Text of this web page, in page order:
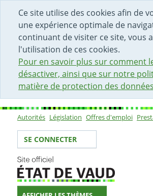
Ce site utilise des cookies afin de
une expérience optimale de
continuant de visiter ce site, vous
l'utilisation de ces cookies.
Pour en savoir plus sur comment
désactiver, ainsi que sur notre
matière de protection des
DÉBUT DU CONTENU DE LA PAGE
ACCÈS AU CHAMP DE RECHERCHE
PAGE D'ACCUEIL
FORMULAIRE DE CONTACT
Sous-navigation
Autorités Législation Offres d'emploi
Votre identité
SE CONNECTER